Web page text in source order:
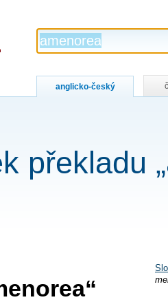
anglicko-český
překladu